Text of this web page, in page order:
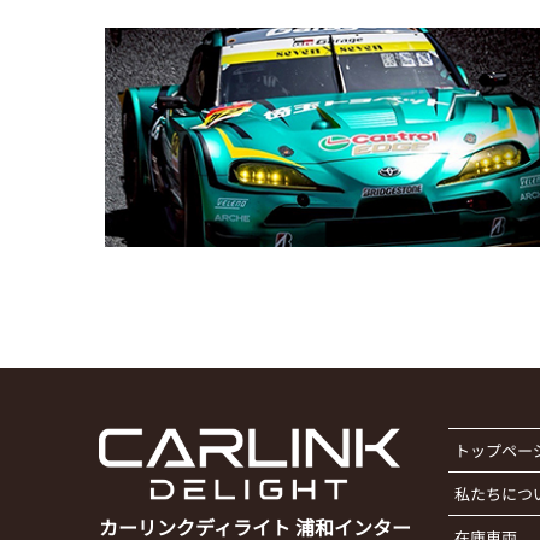
カーリンクディライト 浦和インター
トップペー
私たちにつ